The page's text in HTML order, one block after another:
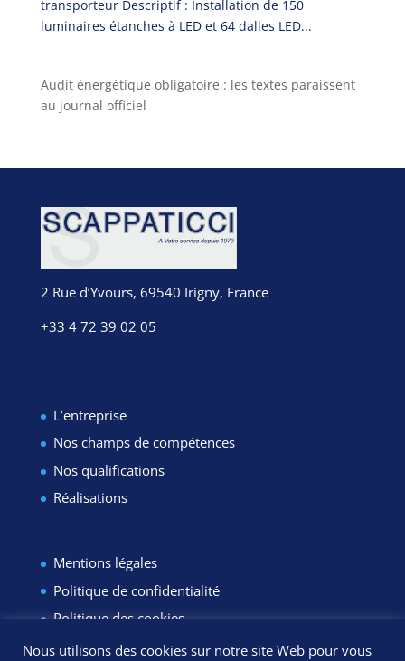
transporteur Descriptif : Installation de 150
luminaires étanches à LED et 64 dalles LED...
Audit énergétique obligatoire : les textes paraissent
au journal officiel
2 Rue d’Yvours, 69540 Irigny, France
+33 4 72 39 02 05
L’entreprise
Nos champs de compétences
Nos qualifications
Réalisations
Mentions légales
Politique de confidentialité
Politique des cookies
Plan du site
Nous utilisons des cookies sur notre site Web pour vous